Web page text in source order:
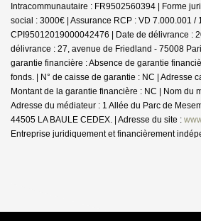
Intracommunautaire : FR9502560394 | Forme
social : 3000€ | Assurance RCP : VD 7.000.001 /
CPI95012019000042476 | Date de délivrance :
délivrance : 27, avenue de Friedland - 75008
garantie financière : Absence de garantie
fonds. | N° de caisse de garantie : NC | Adresse
Montant de la garantie financière : NC | Nom du
Adresse du médiateur : 1 Allée du Parc de
44505 LA BAULE CEDEX. | Adresse du site :
Entreprise juridiquement et financièrement